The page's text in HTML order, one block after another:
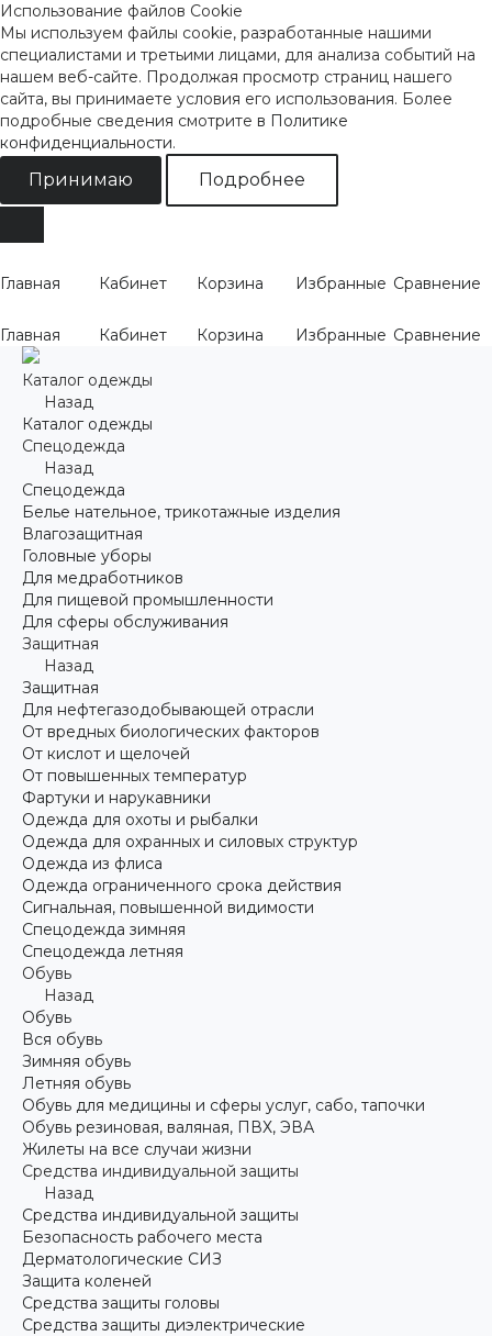
Использование файлов Cookie
Мы используем файлы cookie, разработанные нашими
специалистами и третьими лицами, для анализа событий на
нашем веб-сайте. Продолжая просмотр страниц нашего
сайта, вы принимаете условия его использования. Более
подробные сведения смотрите в Политике
конфиденциальности.
Принимаю Подробнее
Главная Кабинет Корзина Избранные Сравнение
Главная Кабинет Корзина Избранные Сравнение
Каталог одежды
Назад
Каталог одежды
Спецодежда
Назад
Спецодежда
Белье нательное, трикотажные изделия
Влагозащитная
Головные уборы
Для медработников
Для пищевой промышленности
Для сферы обслуживания
Защитная
Назад
Защитная
Для нефтегазодобывающей отрасли
От вредных биологических факторов
От кислот и щелочей
От повышенных температур
Фартуки и нарукавники
Одежда для охоты и рыбалки
Одежда для охранных и силовых структур
Одежда из флиса
Одежда ограниченного срока действия
Сигнальная, повышенной видимости
Спецодежда зимняя
Спецодежда летняя
Обувь
Назад
Обувь
Вся обувь
Зимняя обувь
Летняя обувь
Обувь для медицины и сферы услуг, сабо, тапочки
Обувь резиновая, валяная, ПВХ, ЭВА
Жилеты на все случаи жизни
Средства индивидуальной защиты
Назад
Средства индивидуальной защиты
Безопасность рабочего места
Дерматологические СИЗ
Защита коленей
Средства защиты головы
Средства защиты диэлектрические